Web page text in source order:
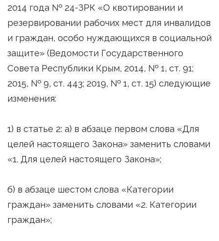
2014 года № 24-ЗРК «О квотировании и
резервировании рабочих мест для инвалидов
и граждан, особо нуждающихся в социальной
защите» (Ведомости Государственного
Совета Республики Крым, 2014, № 1, ст. 91;
2015, № 9, ст. 443; 2019, № 1, ст. 15) следующие
изменения:
1) в статье 2: а) в абзаце первом слова «Для
целей настоящего Закона» заменить словами
«1. Для целей настоящего Закона»;
б) в абзаце шестом слова «Категории
граждан» заменить словами «2. Категории
граждан»;